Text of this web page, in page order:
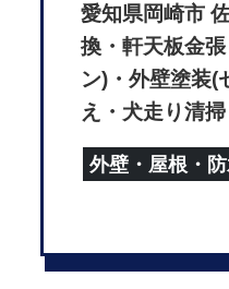
愛知県岡崎市
換・軒天板金
ン)・外壁塗装(
え・犬走り清
外壁・屋根・